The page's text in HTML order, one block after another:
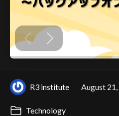
R3 institute August
Technology